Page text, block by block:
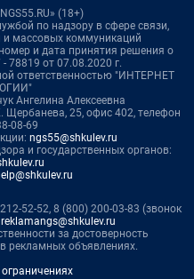
(18+)
по надзору в сфере связи,
массовых коммуникаций
и дата принятия решения о
78819 от 07.08.2020 г.
ответственностью "ИНТЕРНЕТ
Ангелина Алексеевна
Щербанева, 25, офис 402, телефон
08-69
ngs55@shkulev.ru
и государственных органов:
52-52, 8 (800) 200-03-83 (звонок
reklamangs@shkulev.ru
за достоверность
рекламных объявлениях.